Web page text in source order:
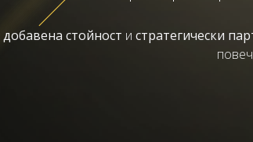
стойност и стратегически